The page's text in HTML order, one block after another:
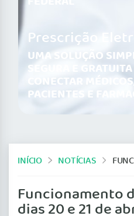
Prescrição
UMA SOLUÇÃO
SEGURA E
CONECTAR
PACIENTES E
INÍCIO NOTÍCIAS
Funcionamento
dias 20 e 21 de